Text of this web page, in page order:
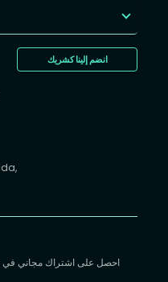
انضم إلينا كشريك
احصل على اشتراك مجاني في